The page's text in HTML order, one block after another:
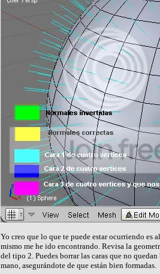
Yo creo que lo que te puede estar ocurriendo es
mismo me he ido encontrando. Revisa la
del tipo 2. Puedes borrar las caras que no
mano, asegurándote de que están bien formadas.